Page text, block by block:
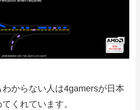
からない人は4gamersが日本
くれています。